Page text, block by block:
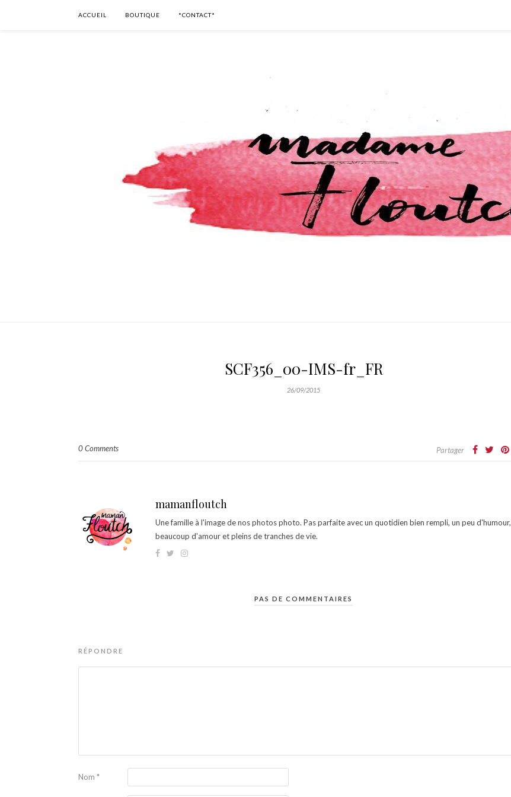
ACCUEIL BOUTIQUE *CONTACT*
SCF356_00-IMS-fr_FR
26/09/2015
0 Comments Partager
mamanfloutch
Une famille à l'image de nos photos photo. Pas parfaite avec un quotidien bien rempli, un peu d'humour,
beaucoup d'amour et pleins de tranches de vie.
PAS DE COMMENTAIRES
RÉPONDRE
Nom *